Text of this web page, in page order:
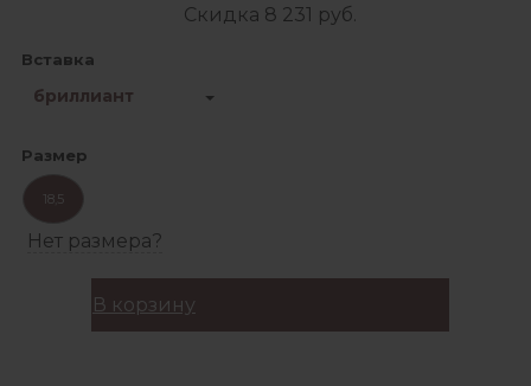
Скидка 8 231 руб.
Вставка
бриллиант
Размер
18,5
Нет размера?
В корзину